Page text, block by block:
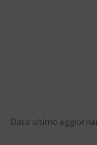
Data ultimo